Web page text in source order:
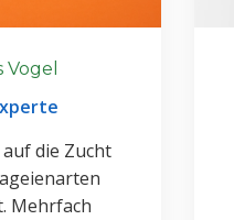
Vogel
die Zucht
Mehrfach